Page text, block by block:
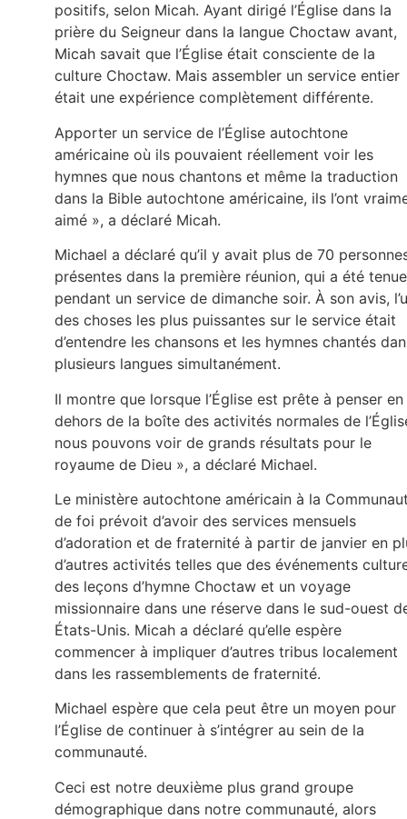
positifs, selon Micah. Ayant dirigé l’Église dans la
prière du Seigneur dans la langue Choctaw avant,
Micah savait que l’Église était consciente de la
culture Choctaw. Mais assembler un service entier
était une expérience complètement différente.
Apporter un service de l’Église autochtone
américaine où ils pouvaient réellement voir les
hymnes que nous chantons et même la traduction
dans la Bible autochtone américaine, ils l’ont
aimé », a déclaré Micah.
Michael a déclaré qu’il y avait plus de 70
présentes dans la première réunion, qui a été tenue
pendant un service de dimanche soir. À son avis,
des choses les plus puissantes sur le service était
d’entendre les chansons et les hymnes chantés
plusieurs langues simultanément.
Il montre que lorsque l’Église est prête à penser en
dehors de la boîte des activités normales de
nous pouvons voir de grands résultats pour le
royaume de Dieu », a déclaré Michael.
Le ministère autochtone américain à la
de foi prévoit d’avoir des services mensuels
d’adoration et de fraternité à partir de janvier en
d’autres activités telles que des événements
des leçons d’hymne Choctaw et un voyage
missionnaire dans une réserve dans le sud-ouest
États-Unis. Micah a déclaré qu’elle espère
commencer à impliquer d’autres tribus localement
dans les rassemblements de fraternité.
Michael espère que cela peut être un moyen pour
l’Église de continuer à s’intégrer au sein de la
communauté.
Ceci est notre deuxième plus grand groupe
démographique dans notre communauté, alors